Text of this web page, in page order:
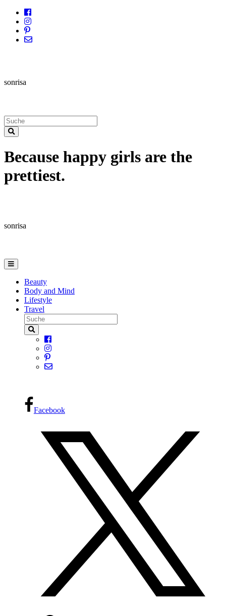
sonrisa
Because happy girls are the
prettiest.
sonrisa
Beauty
Body and Mind
Lifestyle
Travel
Facebook